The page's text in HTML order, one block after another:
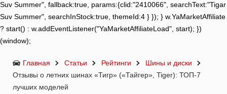
Suv Summer", fallback:true, params:{clid:"2410066", searchText:"Tigar
Suv Summer", searchInStock:true, themeId:4 } }); } w.YaMarketAffiliate
? start() : w.addEventListener("YaMarketAffiliateLoad", start); })
(window);
Главная Статьи Рейтинги
Шины и диски
Отзывы о летних шинах «Тигр» («Тайгер», Tiger): ТОП-7
лучших моделей